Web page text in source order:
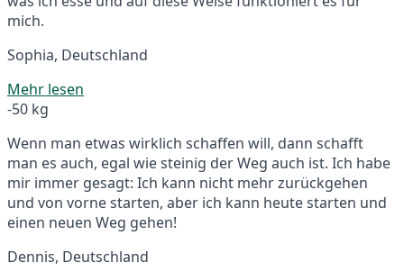
mich.
Sophia, Deutschland
Mehr lesen
-50 kg
Wenn man etwas wirklich schaffen will, dann schafft
man es auch, egal wie steinig der Weg auch ist. Ich habe
mir immer gesagt: Ich kann nicht mehr zurückgehen
und von vorne starten, aber ich kann heute starten und
einen neuen Weg gehen!
Dennis, Deutschland